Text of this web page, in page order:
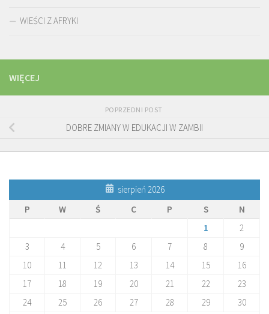
WIEŚCI Z AFRYKI
WIĘCEJ
POPRZEDNI POST
DOBRE ZMIANY W EDUKACJI W ZAMBII
sierpień 2026
P
W Ś C P S
N
1
2
3
4 5 6 7 8
9
10
11 12 13 14 15
16
17
18 19 20 21 22
23
24
25 26 27 28 29
30